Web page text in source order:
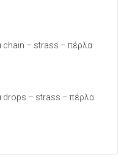
chain – strass – πέρλα
drops – strass – πέρλα